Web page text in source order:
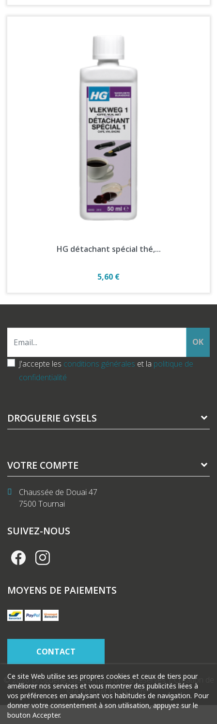
HG détachant spécial thé,...
Prix
5,60 €
OK
J'accepte les conditions générales et la politique de
confidentialité
DROGUERIE GYSELS
VOTRE COMPTE
Chaussée de Douai 47
7500 Tournai
Ce site Web utilise ses propres cookies et ceux de tiers pour
améliorer nos services et vous montrer des publicités liées à
vos préférences en analysant vos habitudes de navigation. Pour
donner votre consentement à son utilisation, appuyez sur le
bouton Accepter.
SUIVEZ-NOUS
MOYENS DE PAIEMENTS
CONTACT
© 2026 Droguerie Gysels. Tous droits réservés |Création de
site internet Produweb™